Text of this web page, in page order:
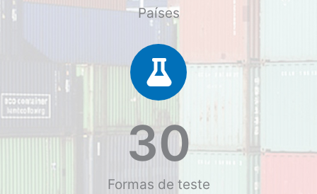
Países
Formas de teste
30